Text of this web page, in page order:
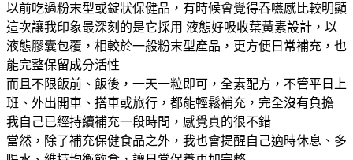
以前吃過粉末型或錠狀保健品，有時候會覺得吞嚥感比較明顯
這次讓我印象最深刻的是它採用 液態好吸收葉黃素設計，以
液態膠囊包覆，相較於一般粉末型產品，更方便日常補充，也
能完整保留成分活性
而且不限飯前、飯後，一天一粒即可，全素配方，不管平日上
班、外出開車、搭車或旅行，都能輕鬆補充，完全沒有負擔
我自己已經持續補充一段時間，感覺真的很不錯
當然，除了補充保健食品之外，我也會提醒自己適時休息、多